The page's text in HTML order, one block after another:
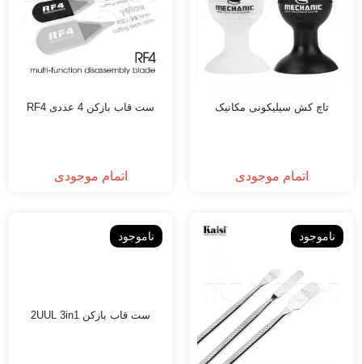
تاچ کش سیلیکونی مکانیک
اتمام موجودی
ست قاب بازکن 4 عددی RF4
اتمام موجودی
ناموجود ناموجود
ست قاب بازکن 2UUL 3in1